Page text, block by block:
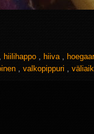
hiilihappo hiiva
valkopippuri